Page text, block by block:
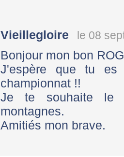
Vieillegloire le 08
Bonjour mon bon
J'espère que tu es
championnat !!
Je te souhaite le
montagnes.
Amitiés mon brave.